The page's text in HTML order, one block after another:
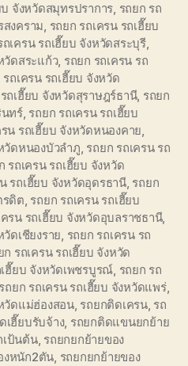
บ จังหวัดสมุทรปราการ, รถยก รถ
สงคราม, รถยก รถเครน รถเฮี๊ยบ
ถเครน รถเฮี๊ยบ จังหวัดสระบุรี,
วัดสระแก้ว, รถยก รถเครน รถ
รถเครน รถเฮี๊ยบ จังหวัด
ถเฮี๊ยบ จังหวัดสุราษฎร์ธานี, รถยก
นทร์, รถยก รถเครน รถเฮี๊ยบ
น รถเฮี๊ยบ จังหวัดหนองคาย,
วัดหนองบัวลำภู, รถยก รถเครน รถ
รถเครน รถเฮี๊ยบ จังหวัด
รถเฮี๊ยบ จังหวัดอุดรธานี, รถยก
รดิต, รถยก รถเครน รถเฮี๊ยบ
ครน รถเฮี๊ยบ จังหวัดอุบลราชธานี,
ดเชียงราย, รถยก รถเครน รถ
ก รถเครน รถเฮี๊ยบ จังหวัด
ฮี๊ยบ จังหวัดเพชรบูรณ์, รถยก รถ
รถยก รถเครน รถเฮี๊ยบ จังหวัดแพร่,
วัดแม่ฮ่องสอน, รถยกติดเครน, รถ
เฮี๊ยบรับจ้าง, รถยกติดแขนยกย้าย
เป้นต้น, รถยกยกย้ายของ
งหนัก2ตัน, รถยกยกย้ายของ